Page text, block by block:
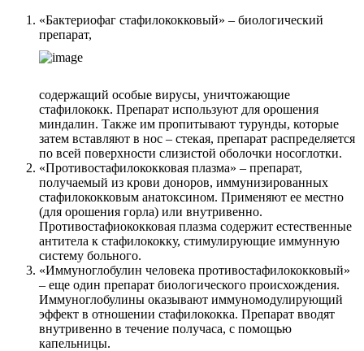
«Бактериофаг стафилококковый» – биологический
препарат,
содержащий особые вирусы, уничтожающие
стафилококк. Препарат используют для орошения
миндалин. Также им пропитывают турунды, которые
затем вставляют в нос – стекая, препарат распределяется
по всей поверхности слизистой оболочки носоглотки.
«Противостафилококковая плазма» – препарат,
получаемый из крови доноров, иммунизированных
стафилококковым анатоксином. Применяют ее местно
(для орошения горла) или внутривенно.
Противостафиококковая плазма содержит естественные
антитела к стафилококку, стимулирующие иммунную
систему больного.
«Иммуноглобулин человека противостафилококковый»
– еще один препарат биологического происхождения.
Иммуноглобулины оказывают иммуномодулирующий
эффект в отношении стафилококка. Препарат вводят
внутривенно в течение получаса, с помощью
капельницы.